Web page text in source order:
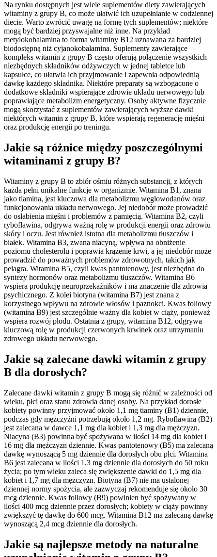
Na rynku dostępnych jest wiele suplementów diety zawierających
witaminy z grupy B, co może ułatwić ich uzupełnianie w codziennej
diecie. Warto zwrócić uwagę na formę tych suplementów; niektóre
mogą być bardziej przyswajalne niż inne. Na przykład
metylokobalamina to forma witaminy B12 uznawana za bardziej
biodostępną niż cyjanokobalamina. Suplementy zawierające
kompleks witamin z grupy B często oferują połączenie wszystkich
niezbędnych składników odżywczych w jednej tabletce lub
kapsułce, co ułatwia ich przyjmowanie i zapewnia odpowiednią
dawkę każdego składnika. Niektóre preparaty są wzbogacone o
dodatkowe składniki wspierające zdrowie układu nerwowego lub
poprawiające metabolizm energetyczny. Osoby aktywne fizycznie
mogą skorzystać z suplementów zawierających wyższe dawki
niektórych witamin z grupy B, które wspierają regenerację mięśni
oraz produkcję energii po treningu.
Jakie są różnice między poszczególnymi
witaminami z grupy B?
Witaminy z grupy B to zbiór ośmiu różnych substancji, z których
każda pełni unikalne funkcje w organizmie. Witamina B1, znana
jako tiamina, jest kluczowa dla metabolizmu węglowodanów oraz
funkcjonowania układu nerwowego. Jej niedobór może prowadzić
do osłabienia mięśni i problemów z pamięcią. Witamina B2, czyli
ryboflawina, odgrywa ważną rolę w produkcji energii oraz zdrowiu
skóry i oczu. Jest również istotna dla metabolizmu tłuszczów i
białek. Witamina B3, zwana niacyną, wpływa na obniżenie
poziomu cholesterolu i poprawia krążenie krwi, a jej niedobór może
prowadzić do poważnych problemów zdrowotnych, takich jak
pelagra. Witamina B5, czyli kwas pantotenowy, jest niezbędna do
syntezy hormonów oraz metabolizmu tłuszczów. Witamina B6
wspiera produkcję neuroprzekaźników i ma znaczenie dla zdrowia
psychicznego. Z kolei biotyna (witamina B7) jest znana z
korzystnego wpływu na zdrowie włosów i paznokci. Kwas foliowy
(witamina B9) jest szczególnie ważny dla kobiet w ciąży, ponieważ
wspiera rozwój płodu. Ostatnia z grupy, witamina B12, odgrywa
kluczową rolę w produkcji czerwonych krwinek oraz utrzymaniu
zdrowego układu nerwowego.
Jakie są zalecane dawki witamin z grupy
B dla dorosłych?
Zalecane dawki witamin z grupy B mogą się różnić w zależności od
wieku, płci oraz stanu zdrowia danej osoby. Na przykład dorosłe
kobiety powinny przyjmować około 1,1 mg tiaminy (B1) dziennie,
podczas gdy mężczyźni potrzebują około 1,2 mg. Ryboflawina (B2)
jest zalecana w dawce 1,1 mg dla kobiet i 1,3 mg dla mężczyzn.
Niacyna (B3) powinna być spożywana w ilości 14 mg dla kobiet i
16 mg dla mężczyzn dziennie. Kwas pantotenowy (B5) ma zalecaną
dawkę wynoszącą 5 mg dziennie dla dorosłych obu płci. Witamina
B6 jest zalecana w ilości 1,3 mg dziennie dla dorosłych do 50 roku
życia; po tym wieku zaleca się zwiększenie dawki do 1,5 mg dla
kobiet i 1,7 mg dla mężczyzn. Biotyna (B7) nie ma ustalonej
dziennej normy spożycia, ale zazwyczaj rekomenduje się około 30
mcg dziennie. Kwas foliowy (B9) powinien być spożywany w
ilości 400 mcg dziennie przez dorosłych; kobiety w ciąży powinny
zwiększyć tę dawkę do 600 mcg. Witamina B12 ma zalecaną dawkę
wynoszącą 2,4 mcg dziennie dla dorosłych.
Jakie są najlepsze metody na naturalne